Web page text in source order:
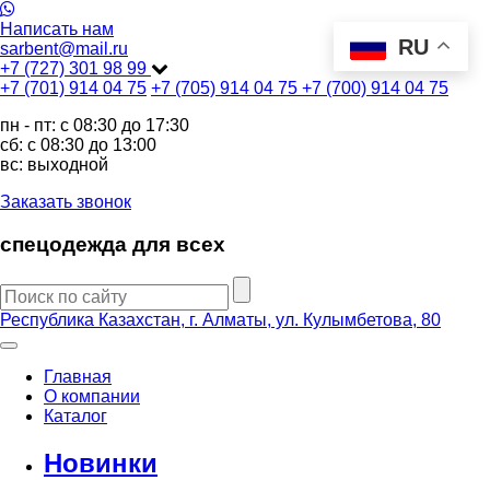
Написать нам
sarbent@mail.ru
+7 (727) 301 98 99
+7 (701) 914 04 75 +7 (705) 914 04 75 +7 (700) 914 04 75
пн - пт: c 08:30 до 17:30
сб: c 08:30 до 13:00
вс: выходной
Заказать звонок
спецодежда для всех
Республика Казахстан, г. Алматы, ул. Кулымбетова, 80
Главная
О компании
Каталог
Новинки
RU